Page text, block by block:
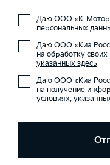
Даю ООО «К-
персональных
Даю ООО «Киа
на обработку
указанных здесь
Даю ООО «Киа
на получение
условиях,